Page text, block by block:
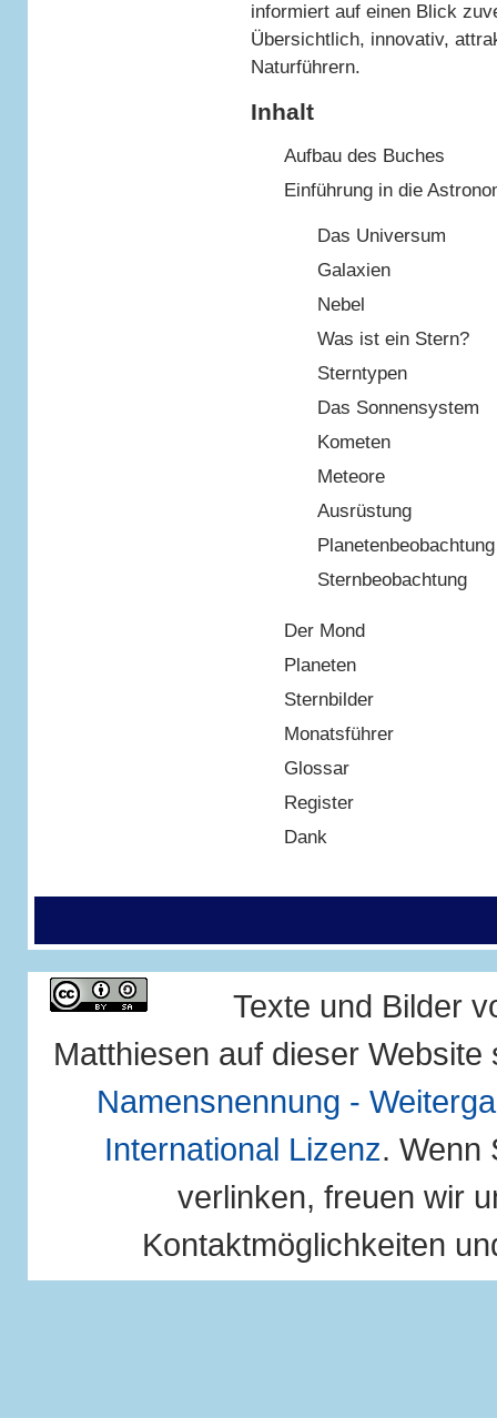
informiert auf einen Blick
Übersichtlich, innovativ,
Naturführern.
Inhalt
Aufbau des Buches
Einführung in die
Das Universum
Galaxien
Nebel
Was ist ein Stern?
Sterntypen
Das Sonnensystem
Kometen
Meteore
Ausrüstung
Planetenbeobachtung
Sternbeobachtung
Der Mond
Planeten
Sternbilder
Monatsführer
Glossar
Register
Dank
Texte und Bilder
Matthiesen auf dieser
Namensnennung -
International Lizenz. Wenn
verlinken, freuen wir
Kontaktmöglichkeiten